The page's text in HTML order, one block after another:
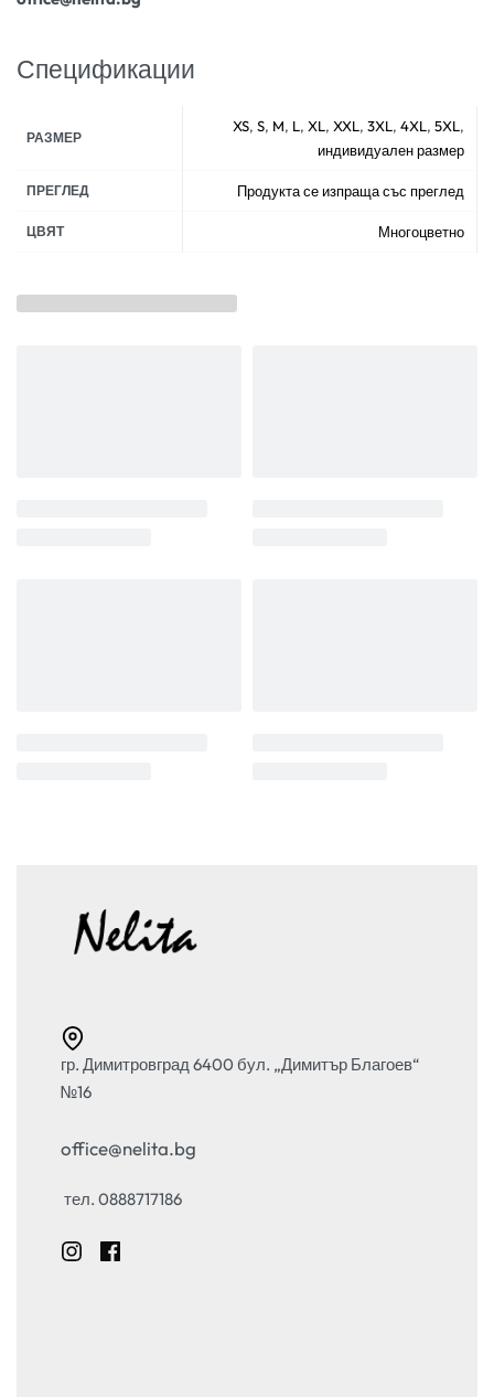
Спецификации
РАЗМЕР
XS, S, M, L, XL, XXL, 3XL, 4XL, 5XL,
индивидуален размер
ПРЕГЛЕД Продукта се изпраща със преглед
ЦВЯТ Многоцветно
гр. Димитровград 6400 бул. „Димитър Благоев“
№16
office@nelita.bg
тел. 0888717186